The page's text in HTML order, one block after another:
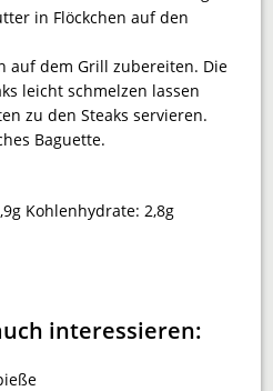
in Flöckchen auf den
auf dem Grill zubereiten. Die
leicht schmelzen lassen
zu den Steaks servieren.
Baguette.
Kohlenhydrate: 2,8g
interessieren: